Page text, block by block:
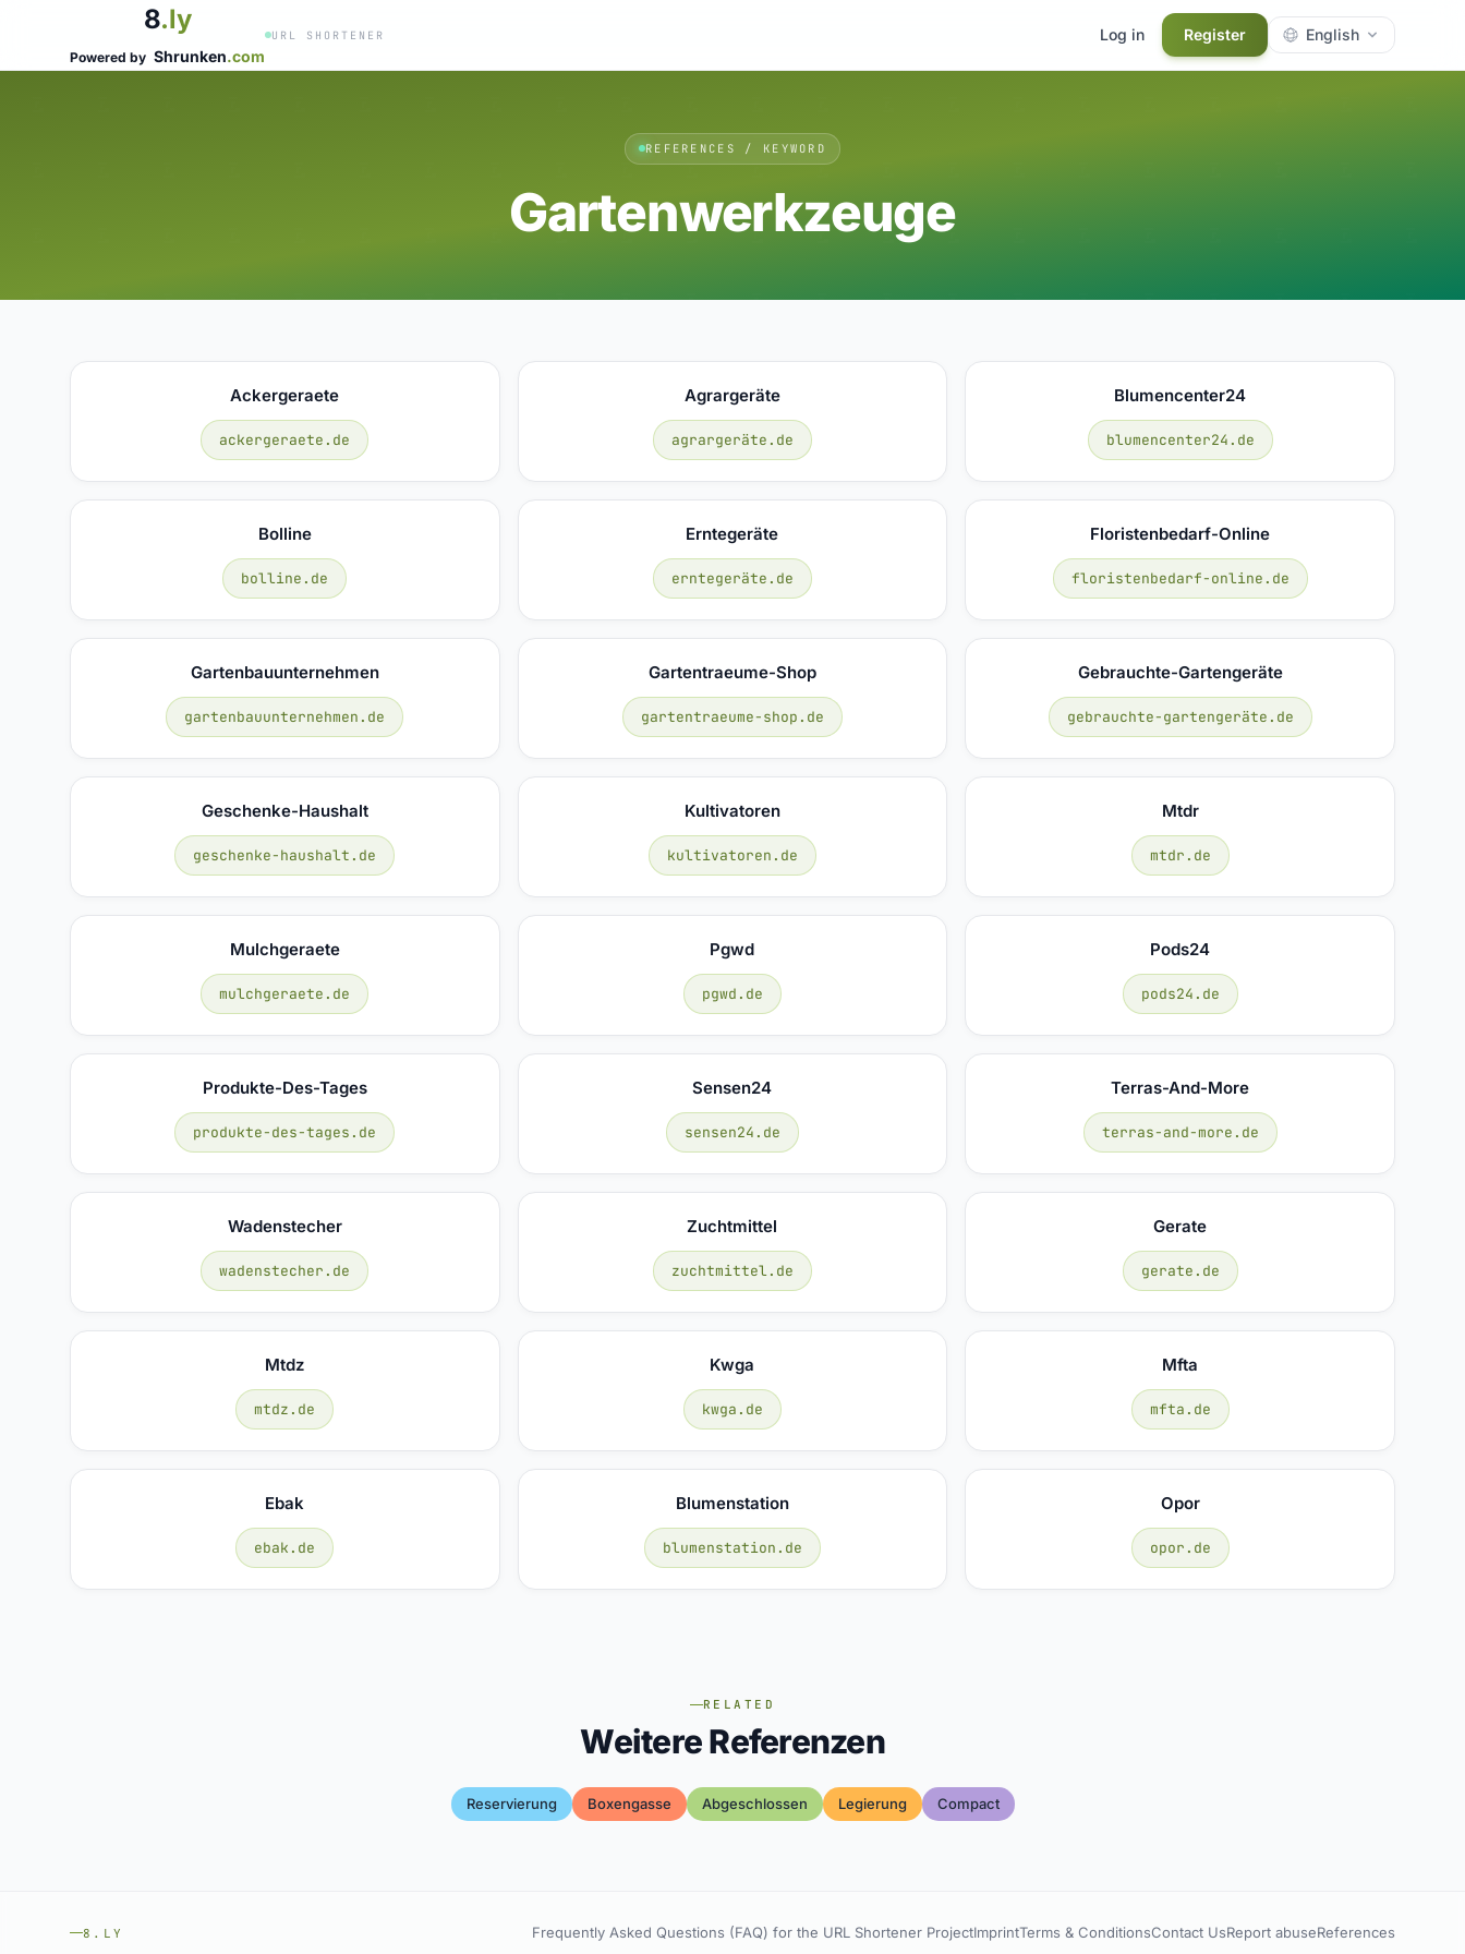
8.ly
Powered by Shrunken.com
URL SHORTENER Log in Register English
REFERENCES / KEYWORD
Gartenwerkzeuge
Ackergeraete
ackergeraete.de
Agrargeräte
agrargeräte.de
Blumencenter24
blumencenter24.de
Bolline
bolline.de
Erntegeräte
erntegeräte.de
Floristenbedarf-Online
floristenbedarf-online.de
Gartenbauunternehmen
gartenbauunternehmen.de
Gartentraeume-Shop
gartentraeume-shop.de
Gebrauchte-Gartengeräte
gebrauchte-gartengeräte.de
Geschenke-Haushalt
geschenke-haushalt.de
Kultivatoren
kultivatoren.de
Mtdr
mtdr.de
Mulchgeraete
mulchgeraete.de
Pgwd
pgwd.de
Pods24
pods24.de
Produkte-Des-Tages
produkte-des-tages.de
Sensen24
sensen24.de
Terras-And-More
terras-and-more.de
Wadenstecher
wadenstecher.de
Zuchtmittel
zuchtmittel.de
Gerate
gerate.de
Mtdz
mtdz.de
Kwga
kwga.de
Mfta
mfta.de
Ebak
ebak.de
Blumenstation
blumenstation.de
Opor
opor.de
RELATED
Weitere Referenzen
Reservierung Boxengasse Abgeschlossen Legierung Compact
8.LY Frequently Asked Questions (FAQ) for the URL Shortener ProjectImprintTerms & ConditionsContact UsReport abuseReferences